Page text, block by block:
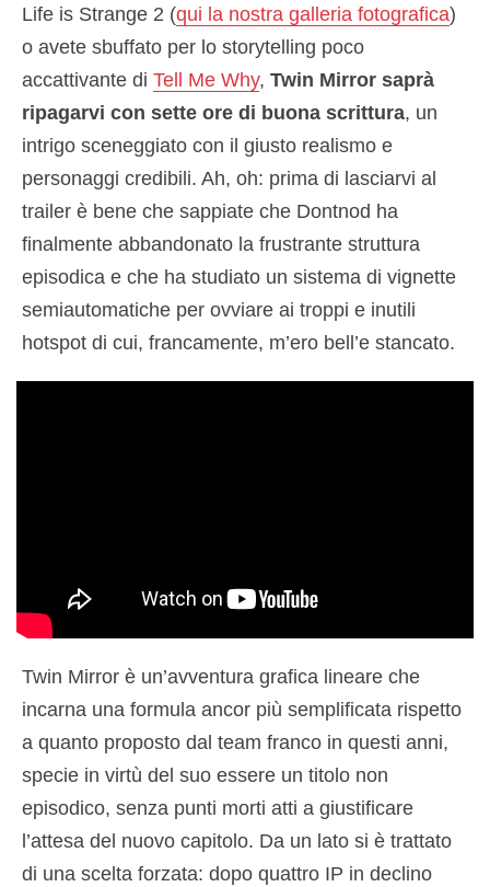
Life is Strange 2 (qui la nostra galleria fotografica)
o avete sbuffato per lo storytelling poco
accattivante di Tell Me Why, Twin Mirror saprà
ripagarvi con sette ore di buona scrittura, un
intrigo sceneggiato con il giusto realismo e
personaggi credibili. Ah, oh: prima di lasciarvi al
trailer è bene che sappiate che Dontnod ha
finalmente abbandonato la frustrante struttura
episodica e che ha studiato un sistema di vignette
semiautomatiche per ovviare ai troppi e inutili
hotspot di cui, francamente, m’ero bell’e stancato.
Twin Mirror è un’avventura grafica lineare che
incarna una formula ancor più semplificata rispetto
a quanto proposto dal team franco in questi anni,
specie in virtù del suo essere un titolo non
episodico, senza punti morti atti a giustificare
l’attesa del nuovo capitolo. Da un lato si è trattato
di una scelta forzata: dopo quattro IP in declino